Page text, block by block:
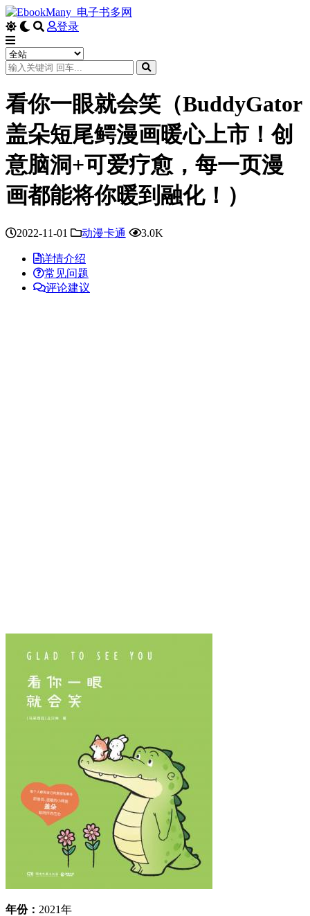
登录
看你一眼就会笑（BuddyGator
盖朵短尾鳄漫画暖心上市！创
意脑洞+可爱疗愈，每一页漫
画都能将你暖到融化！）
2022-11-01 动漫卡通 3.0K
详情介绍
常见问题
评论建议
年份： 2021年